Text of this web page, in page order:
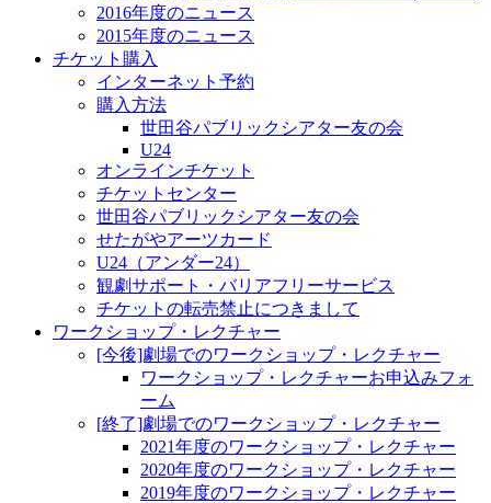
2016年度のニュース
2015年度のニュース
チケット購入
インターネット予約
購入方法
世田谷パブリックシアター友の会
U24
オンラインチケット
チケットセンター
世田谷パブリックシアター友の会
せたがやアーツカード
U24（アンダー24）
観劇サポート・バリアフリーサービス
チケットの転売禁止につきまして
ワークショップ・レクチャー
[今後]劇場でのワークショップ・レクチャー
ワークショップ・レクチャーお申込みフォ
ーム
[終了]劇場でのワークショップ・レクチャー
2021年度のワークショップ・レクチャー
2020年度のワークショップ・レクチャー
2019年度のワークショップ・レクチャー